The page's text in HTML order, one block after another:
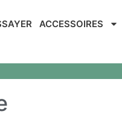
ACCESSOIRES